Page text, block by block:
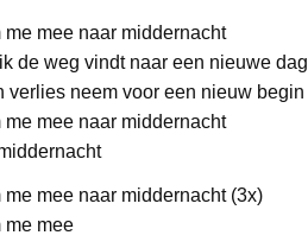
me mee naar middernacht
de weg vindt naar een nieuwe dag
verlies neem voor een nieuw begin
me mee naar middernacht
me mee naar middernacht (3x)
me mee